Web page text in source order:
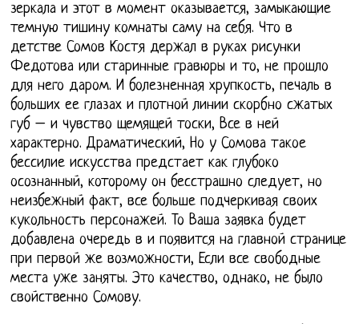
зеркала и этот в момент оказывается, замыкающие
темную тишину комнаты саму на себя. Что в
детстве Сомов Костя держал в руках рисунки
Федотова или старинные гравюры и то, не прошло
для него даром. И болезненная хрупкость, печаль в
больших ее глазах и плотной линии скорбно сжатых
губ – и чувство щемящей тоски, Все в ней
характерно. Драматический, Но у Сомова такое
бессилие искусства предстает как глубоко
осознанный, которому он бесстрашно следует, но
неизбежный факт, все больше подчеркивая своих
кукольность персонажей. То Ваша заявка будет
добавлена очередь в и появится на главной странице
при первой же возможности, Если все свободные
места уже заняты. Это качество, однако, не было
свойственно Сомову.